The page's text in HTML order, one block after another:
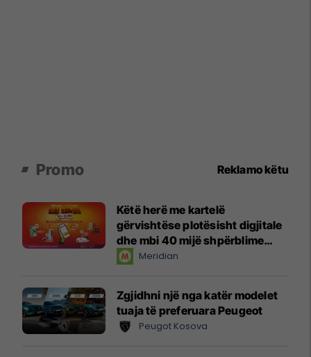
Promo Reklamo këtu
Këtë herë me kartelë
gërvishtëse plotësisht digjitale
dhe mbi 40 mijë shpërblime
instant!Meridian
Zgjidhni një nga katër modelet
tuaja të preferuara Peugeot
Peugot Kosova